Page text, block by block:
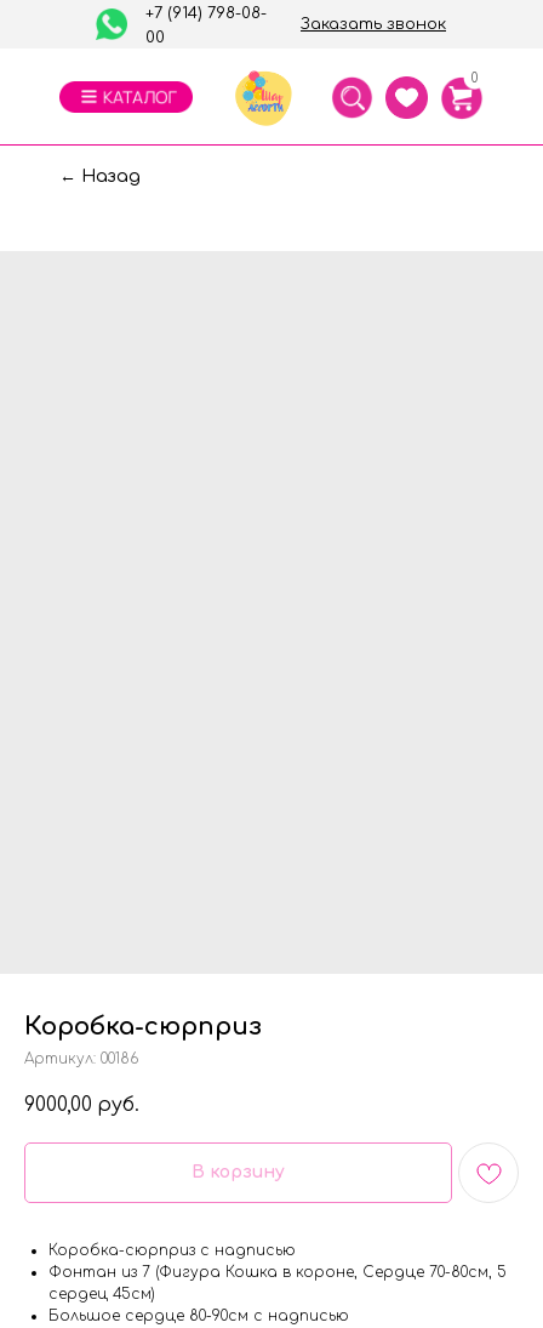
Заказать звонок
+7 (914) 798-08-
00
0
← Назад
Коробка-сюрприз
Артикул: 00186
9000,00 руб.
В корзину
Коробка-сюрприз с надписью
Фонтан из 7 (Фигура Кошка в короне, Сердце 70-80см, 5
сердец 45см)
Большое сердце 80-90см с надписью